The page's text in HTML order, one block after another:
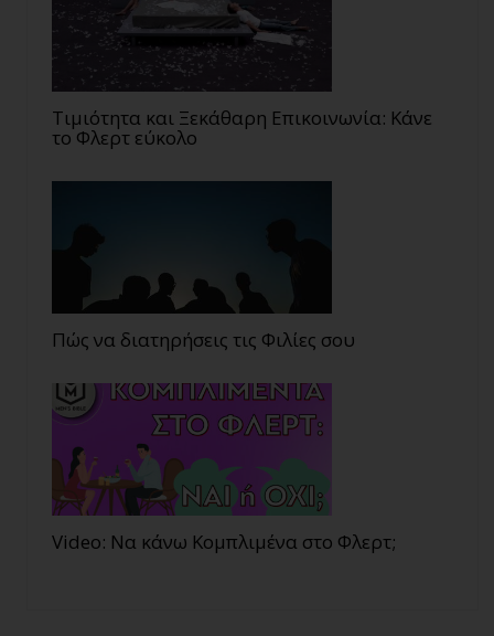
Τιμιότητα και Ξεκάθαρη Επικοινωνία: Κάνε
το Φλερτ εύκολο
Πώς να διατηρήσεις τις Φιλίες σου
Video: Να κάνω Κομπλιμένα στο Φλερτ;